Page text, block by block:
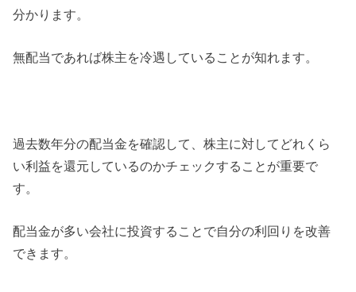
分かります。
無配当であれば株主を冷遇していることが知れます。
過去数年分の配当金を確認して、株主に対してどれくら
い利益を還元しているのかチェックすることが重要で
す。
配当金が多い会社に投資することで自分の利回りを改善
できます。